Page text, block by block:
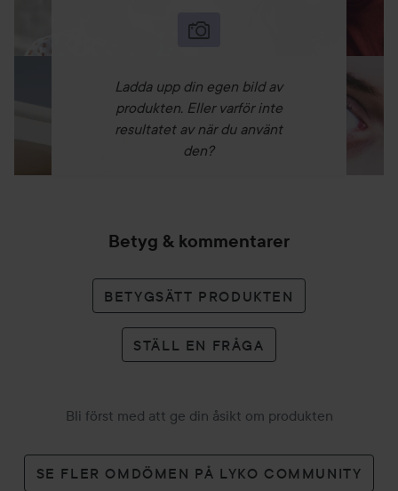
Ladda upp din egen bild av
produkten. Eller varför inte
resultatet av när du använt
den?
Betyg & kommentarer
BETYGSÄTT PRODUKTEN
STÄLL EN FRÅGA
Bli först med att ge din åsikt om produkten
SE FLER OMDÖMEN PÅ LYKO COMMUNITY